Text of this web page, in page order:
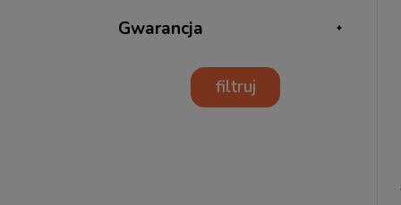
Gwarancja
filtruj